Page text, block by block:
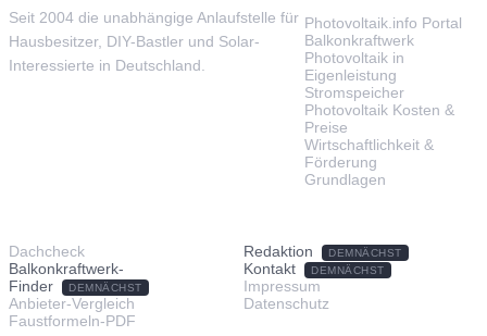
Seit 2004 die unabhängige Anlaufstelle für
Hausbesitzer, DIY-Bastler und Solar-
Interessierte in Deutschland.
Photovoltaik.info Portal
Balkonkraftwerk
Photovoltaik in
Eigenleistung
Stromspeicher
Photovoltaik Kosten &
Preise
Wirtschaftlichkeit &
Förderung
Grundlagen
Dachcheck
Balkonkraftwerk-
Finder
DEMNÄCHST
Anbieter-Vergleich
Faustformeln-PDF
Redaktion DEMNÄCHST
Kontakt DEMNÄCHST
Impressum
Datenschutz